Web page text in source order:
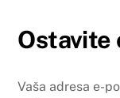
Ostavite
Vaša adresa e-